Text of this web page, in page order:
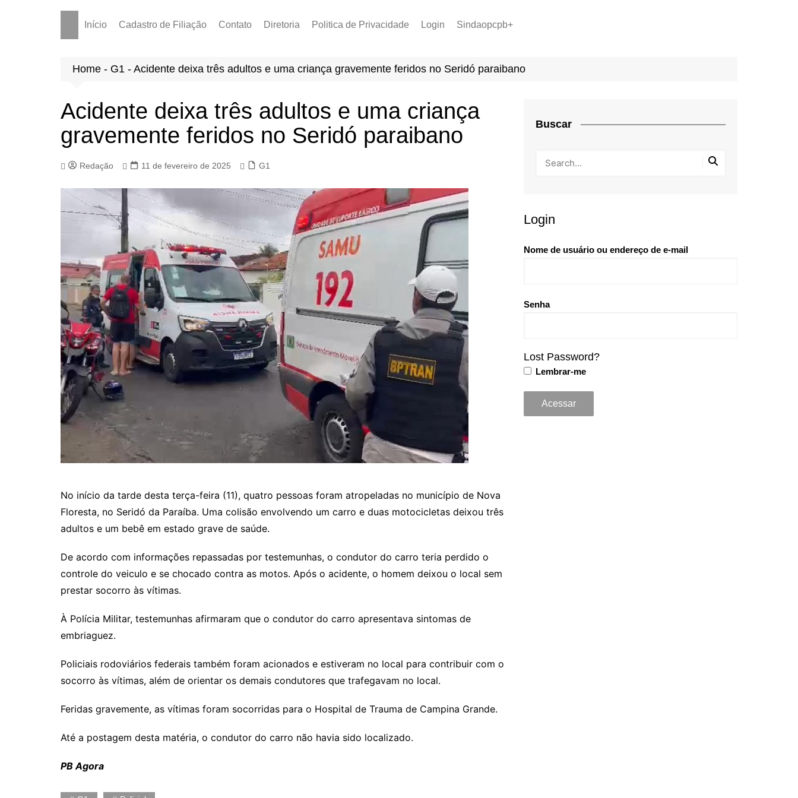
Início Cadastro de Filiação Contato Diretoria
PCCR 2022
Tabela de Venc. 2025
Politica de Privacidade Login Sindaopcpb+
Home - G1 - Acidente deixa três adultos e uma criança gravemente feridos no Seridó paraibano
Acidente deixa três adultos e uma criança
gravemente feridos no Seridó paraibano
Redação 11 de fevereiro de 2025 G1
No início da tarde desta terça-feira (11), quatro pessoas foram atropeladas no município de Nova
Floresta, no Seridó da Paraíba. Uma colisão envolvendo um carro e duas motocicletas deixou três
adultos e um bebê em estado grave de saúde.
De acordo com informações repassadas por testemunhas, o condutor do carro teria perdido o
controle do veiculo e se chocado contra as motos. Após o acidente, o homem deixou o local sem
prestar socorro às vítimas.
À Polícia Militar, testemunhas afirmaram que o condutor do carro apresentava sintomas de
embriaguez.
Policiais rodoviários federais também foram acionados e estiveram no local para contribuir com o
socorro às vítimas, além de orientar os demais condutores que trafegavam no local.
Feridas gravemente, as vítimas foram socorridas para o Hospital de Trauma de Campina Grande.
Até a postagem desta matéria, o condutor do carro não havia sido localizado.
PB Agora
Buscar
Login
Nome de usuário ou endereço de e-mail
Senha
Lost Password?
Lembrar-me